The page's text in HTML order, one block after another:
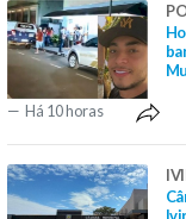
Há 10 horas